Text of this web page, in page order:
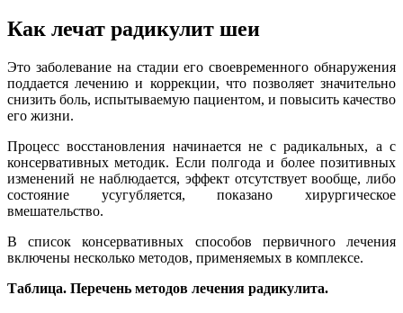
Как лечат радикулит шеи
Это заболевание на стадии его своевременного обнаружения
поддается лечению и коррекции, что позволяет значительно
снизить боль, испытываемую пациентом, и повысить качество
его жизни.
Процесс восстановления начинается не с радикальных, а с
консервативных методик. Если полгода и более позитивных
изменений не наблюдается, эффект отсутствует вообще, либо
состояние усугубляется, показано хирургическое
вмешательство.
В список консервативных способов первичного лечения
включены несколько методов, применяемых в комплексе.
Таблица. Перечень методов лечения радикулита.